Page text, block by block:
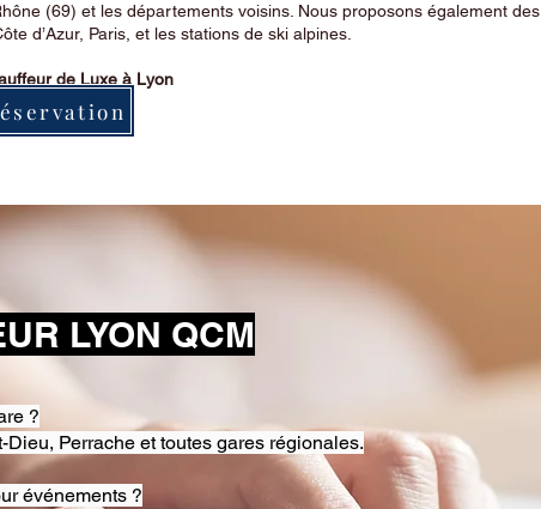
(69) et les départements voisins. Nous proposons également des
d’Azur, Paris, et les stations de ski alpines.
de Luxe à Lyon
LYON QCM
?
Perrache et toutes gares régionales.
événements ?